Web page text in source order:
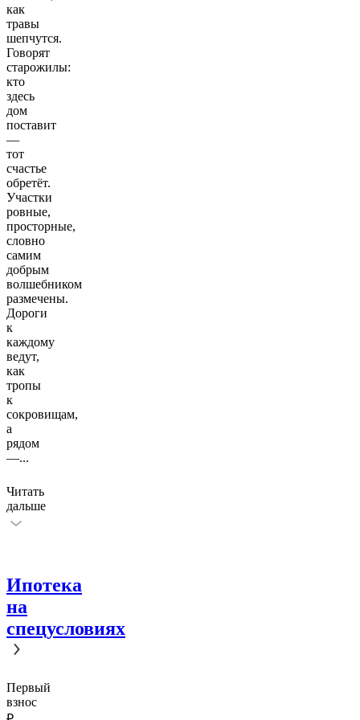
кaк
трaвы
шепчутся.
Говорят
старожилы:
кто
здесь
дом
поставит
—
тот
счастье
обретёт.
Участки
ровные,
просторные,
словно
самим
добрым
волшебником
размечены.
Дороги
к
каждому
ведут,
как
тропы
к
сокровищам,
а
рядом
—...
Читать
дальше
Ипотека
на
спецусловиях
Первый
взнос